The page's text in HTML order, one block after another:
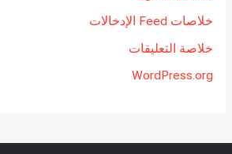
خلاصات Feed الإدخالات
خلاصة التعليقات
WordPress.org